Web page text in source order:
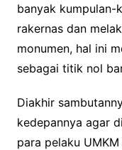
banyak kumpulan-
rakernas dan
monumen, hal ini
sebagai titik nol
Diakhir
kedepannya agar
para pelaku